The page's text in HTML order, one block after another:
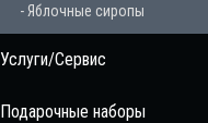
- Яблочные сиропы
Услуги/Сервис
Подарочные наборы